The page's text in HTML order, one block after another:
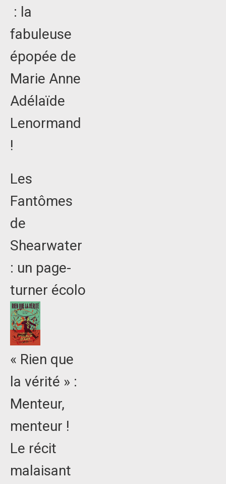
: la
fabuleuse
épopée de
Marie Anne
Adélaïde
Lenormand
!
Les
Fantômes
de
Shearwater
: un page-
turner écolo
« Rien que
la vérité » :
Menteur,
menteur !
Le récit
malaisant